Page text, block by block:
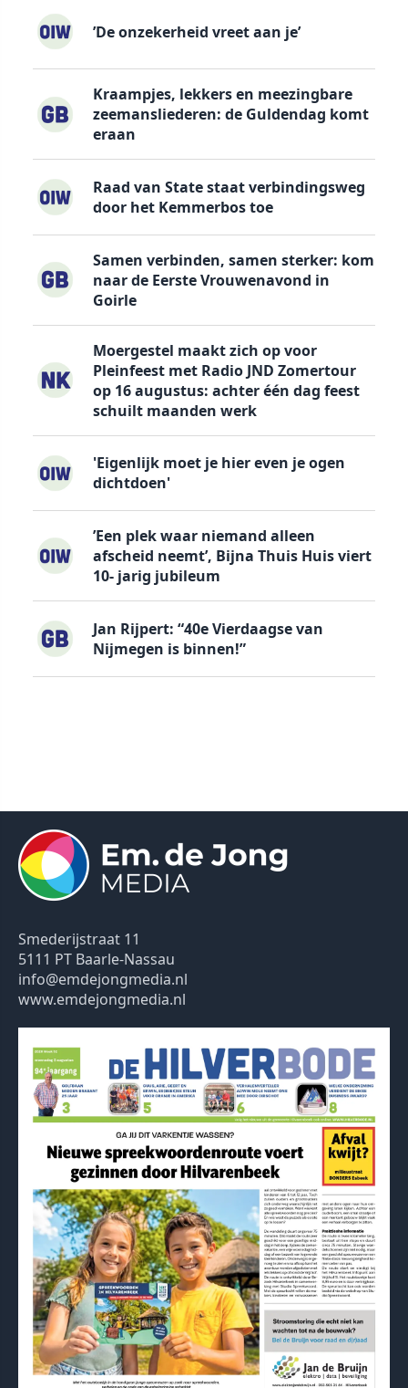
’De onzekerheid vreet aan je’
Kraampjes, lekkers en meezingbare
zeemansliederen: de Guldendag komt
eraan
Raad van State staat verbindingsweg
door het Kemmerbos toe
Samen verbinden, samen sterker: kom
naar de Eerste Vrouwenavond in
Goirle
Moergestel maakt zich op voor
Pleinfeest met Radio JND Zomertour
op 16 augustus: achter één dag feest
schuilt maanden werk
'Eigenlijk moet je hier even je ogen
dichtdoen'
’Een plek waar niemand alleen
afscheid neemt’, Bijna Thuis Huis viert
10- jarig jubileum
Jan Rijpert: “40e Vierdaagse van
Nijmegen is binnen!”
Smederijstraat 11
5111 PT Baarle-Nassau
info@emdejongmedia.nl
www.emdejongmedia.nl